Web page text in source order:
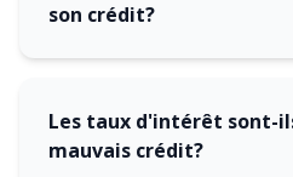
son crédit?
Les taux d'intérêt sont-
mauvais crédit?